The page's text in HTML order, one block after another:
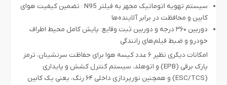
سیستم تهویه اتوماتیک مجهز به فیلتر N95 : تضمین کیفیت هوای
کابین و محافظت در برابر آلاینده‌ها
دوربین ۳۶۰ درجه و دوربین ثبت وقایع: پایش کامل محیط اطراف
خودرو و ضبط فیلم‌های رانندگی
امکانات دیگری نظیر ۶ عدد کیسه هوا برای حفاظت سرنشینان، ترمز
پارک برقی (EPB) و اتوهلد، سیستم کنترل کشش و پایداری
(ESC/TCS) و همچنین نورپردازی داخلی ۶۴ رنگ، یعنی یک کابین